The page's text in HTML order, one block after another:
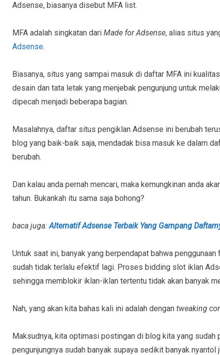
Adsense, biasanya disebut MFA list.
MFA adalah singkatan dari Made for Adsense, alias situs
Adsense.
Biasanya, situs yang sampai masuk di daftar MFA ini
desain dan tata letak yang menjebak pengunjung untuk
dipecah menjadi beberapa bagian.
Masalahnya, daftar situs pengiklan Adsense ini berubah
blog yang baik-baik saja, mendadak bisa masuk ke dalam
berubah.
Dan kalau anda pernah mencari, maka kemungkinan anda
tahun. Bukankah itu sama saja bohong?
baca juga:Alternatif Adsense Terbaik Yang Gampang
Untuk saat ini, banyak yang berpendapat bahwa
sudah tidak terlalu efektif lagi. Proses bidding slot iklan
sehingga memblokir iklan-iklan tertentu tidak akan banyak
Nah, yang akan kita bahas kali ini adalah dengan tweaking
Maksudnya, kita optimasi postingan di blog kita yang sudah
pengunjungnya sudah banyak supaya sedikit banyak